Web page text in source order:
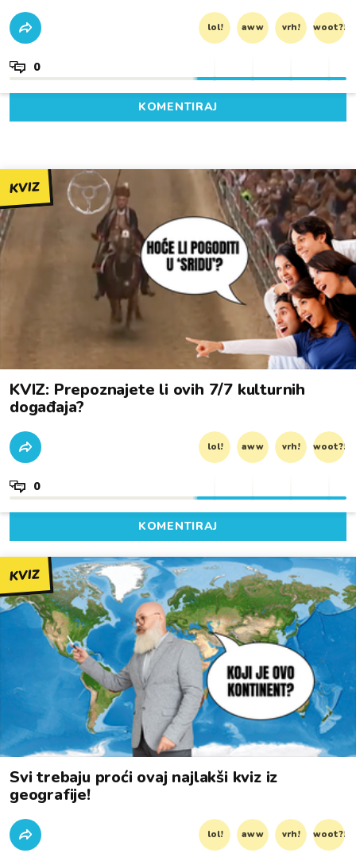
lol! aww vrh! woot?!
0
KOMENTIRAJ
KVIZ
KVIZ: Prepoznajete li ovih 7/7 kulturnih
događaja?
lol! aww vrh! woot?!
0
KOMENTIRAJ
KVIZ
Svi trebaju proći ovaj najlakši kviz iz
geografije!
lol! aww vrh! woot?!